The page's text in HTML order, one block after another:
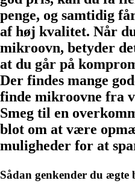
penge, og samtidig
af høj kvalitet. Når
mikroovn, betyder
at du går på
Der findes mange
finde mikroovne fra
Smeg til en
blot om at være
muligheder for at
Sådan genkender du ægte